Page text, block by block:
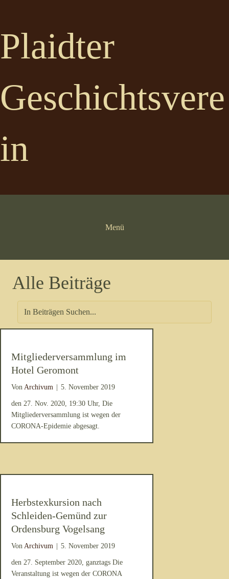
Plaidter
Geschichtsvere
in
Menü
Alle Beiträge
Mitgliederversammlung im
Hotel Geromont
Von Archivum 5. November 2019
den 27. Nov. 2020, 19:30 Uhr, Die
Mitgliederversammlung ist wegen der
CORONA-Epidemie abgesagt.
Herbstexkursion nach
Schleiden-Gemünd zur
Ordensburg Vogelsang
Von Archivum 5. November 2019
den 27. September 2020, ganztags Die
Veranstaltung ist wegen der CORONA